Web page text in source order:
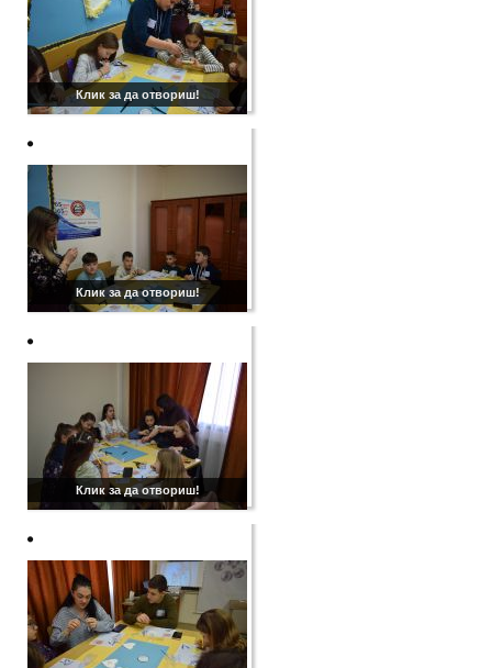
Клик за да отвориш!
Клик за да отвориш!
Клик за да отвориш!